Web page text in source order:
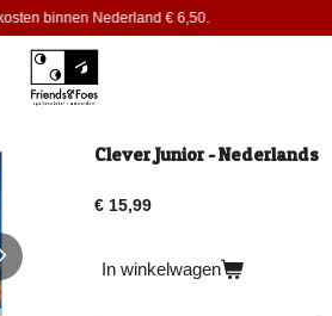
binnen Nederland € 6,50.
Clever Junior - Nederlands
€ 15,99
In winkelwagen